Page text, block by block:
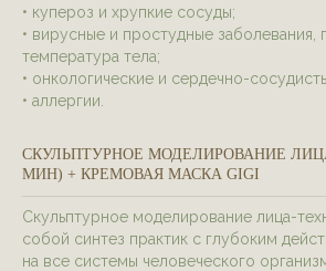
• купероз и хрупкие сосуды;
• вирусные и простудные заболевания,
температура тела;
• онкологические и сердечно-
• аллергии.
СКУЛЬПТУРНОЕ МОДЕЛИРОВАНИЕ
МИН) + КРЕМОВАЯ МАСКА GIGI
Скульптурное моделирование лица-
собой синтез практик с глубоким
на все системы человеческого